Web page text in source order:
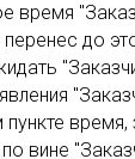
время
до
время,
вине